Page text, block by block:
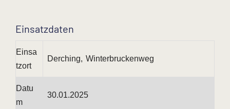
Einsatzdaten
Einsa
tzort
Derching, Winterbruckenweg
Datu
m
30.01.2025